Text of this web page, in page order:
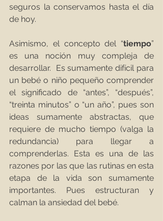
seguros la conservamos hasta el día
de hoy.
Asimismo, el concepto del “tiempo”
es una noción muy compleja de
desarrollar.  Es sumamente difícil para
un bebé o niño pequeño comprender
el significado de “antes”, “después”,
“treinta minutos” o “un año”, pues son
ideas sumamente abstractas, que
requiere de mucho tiempo (valga la
redundancia) para llegar a
comprenderlas. Esta es una de las
razones por las que las rutinas en esta
etapa de la vida son sumamente
importantes. Pues estructuran y
calman la ansiedad del bebé.